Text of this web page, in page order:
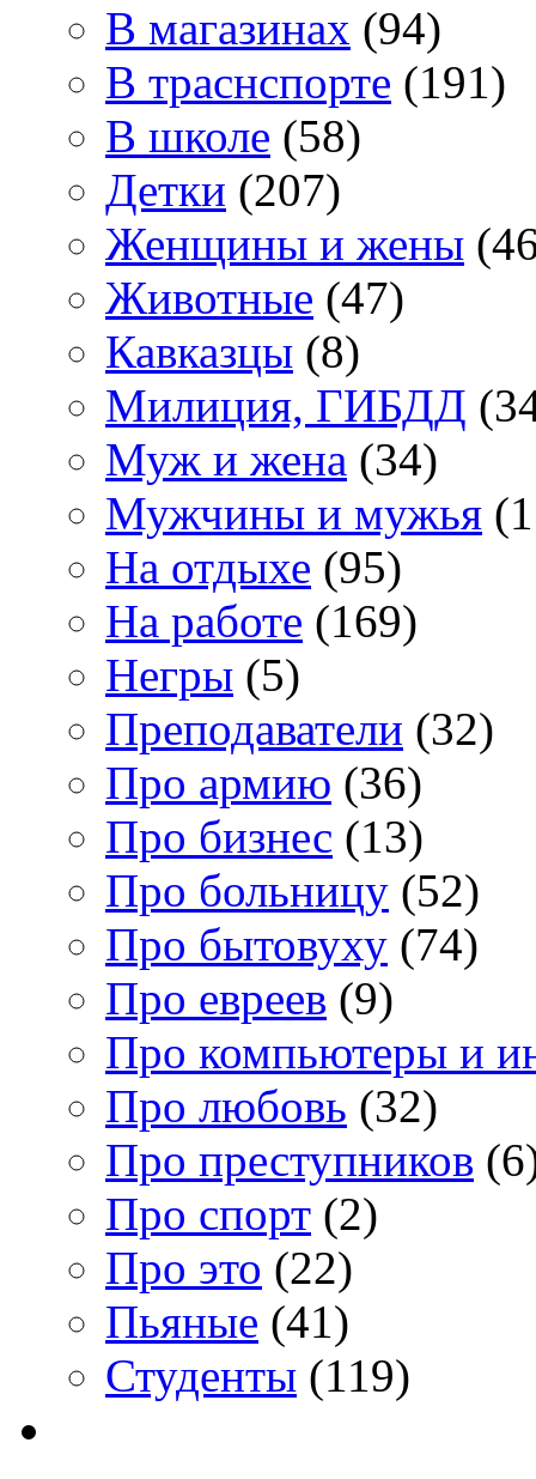
В магазинах (94)
В траснспорте (191)
В школе (58)
Детки (207)
Женщины и жены
Животные (47)
Кавказцы (8)
Милиция, ГИБДД
Муж и жена (34)
Мужчины и мужья
На отдыхе (95)
На работе (169)
Негры (5)
Преподаватели (32)
Про армию (36)
Про бизнес (13)
Про больницу (52)
Про бытовуху (74)
Про евреев (9)
Про компьютеры и
Про любовь (32)
Про преступников
Про спорт (2)
Про это (22)
Пьяные (41)
Студенты (119)